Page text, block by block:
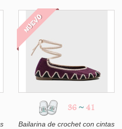
NUEVO
36 ~ 41
Bailarina de crochet con cintas